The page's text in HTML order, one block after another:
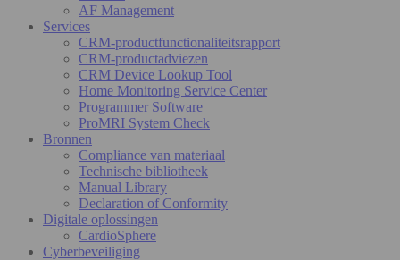
AF Management
Services
CRM-productfunctionaliteitsrapport
CRM-productadviezen
CRM Device Lookup Tool
Home Monitoring Service Center
Programmer Software
ProMRI System Check
Bronnen
Compliance van materiaal
Technische bibliotheek
Manual Library
Declaration of Conformity
Digitale oplossingen
CardioSphere
Cyberbeveiliging